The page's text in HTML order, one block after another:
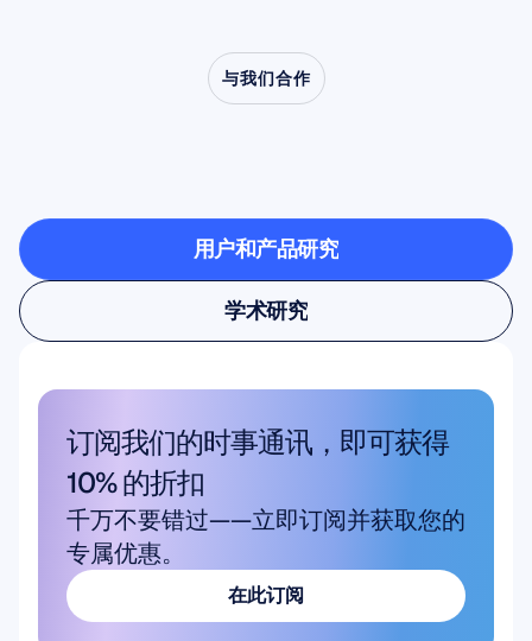
与我们合作
验室时有什么可能
用户和产品研究
用户和产品研究
学术研究
学术研究
订阅我们的时事通讯，即可获得
10% 的折扣
千万不要错过——立即订阅并获取您的
专属优惠。
在此订阅